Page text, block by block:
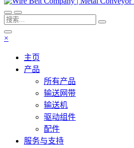
×
主页
产品
所有产品
输送网带
输送机
驱动组件
配件
服务与支持